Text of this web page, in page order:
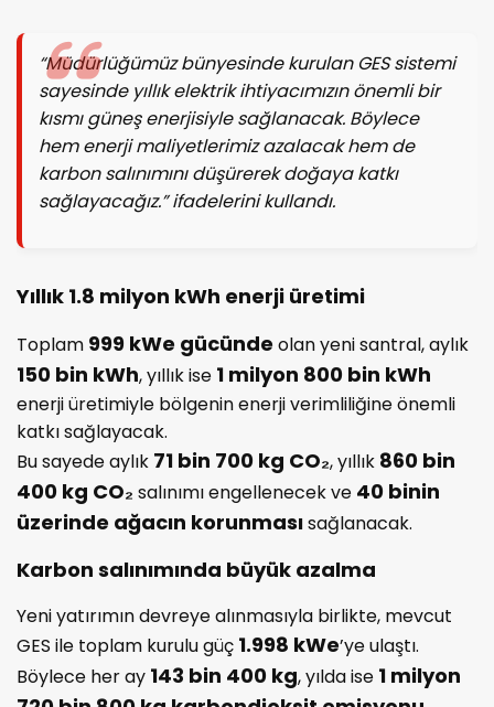
“Müdürlüğümüz bünyesinde kurulan GES sistemi
sayesinde yıllık elektrik ihtiyacımızın önemli bir
kısmı güneş enerjisiyle sağlanacak. Böylece
hem enerji maliyetlerimiz azalacak hem de
karbon salınımını düşürerek doğaya katkı
sağlayacağız.” ifadelerini kullandı.
Yıllık 1.8 milyon kWh enerji üretimi
Toplam 999 kWe gücünde olan yeni santral, aylık
150 bin kWh, yıllık ise 1 milyon 800 bin kWh
enerji üretimiyle bölgenin enerji verimliliğine önemli
katkı sağlayacak.
Bu sayede aylık 71 bin 700 kg CO₂, yıllık 860 bin
400 kg CO₂ salınımı engellenecek ve 40 binin
üzerinde ağacın korunmasısağlanacak.
Karbon salınımında büyük azalma
Yeni yatırımın devreye alınmasıyla birlikte, mevcut
GES ile toplam kurulu güç 1.998 kWe’ye ulaştı.
Böylece her ay 143 bin 400 kg, yılda ise 1 milyon